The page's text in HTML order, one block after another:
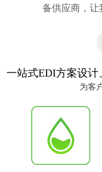
备供应商，让
一站式EDI方案设
为客